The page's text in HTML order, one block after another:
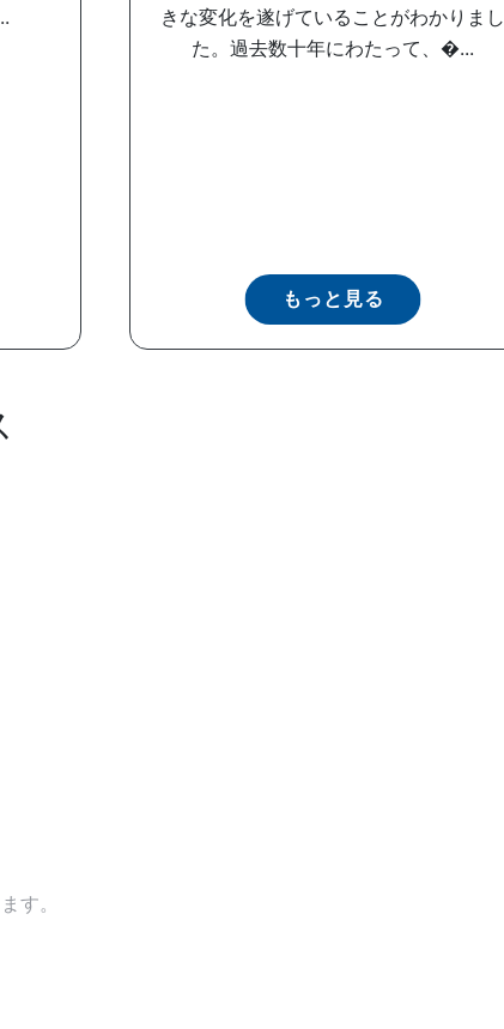
きな変化を遂げていることがわかりまし
た。過去数十年にわたって、�...
もっと見る
す。